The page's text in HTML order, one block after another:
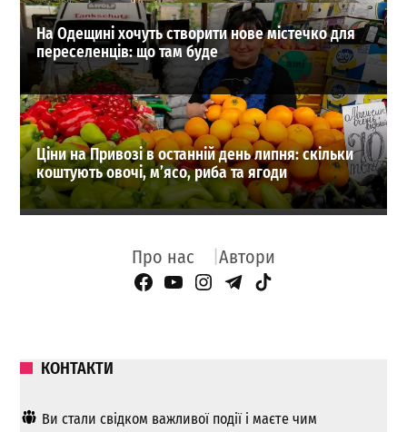
На Одещині хочуть створити нове містечко для
переселенців: що там буде
Ціни на Привозі в останній день липня: скільки
коштують овочі, м’ясо, риба та ягоди
Про нас Автори
Facebook Page
YouTube
Instagram
Telegram
TikTok
КОНТАКТИ
Ви стали свідком важливої ​​події і маєте чим